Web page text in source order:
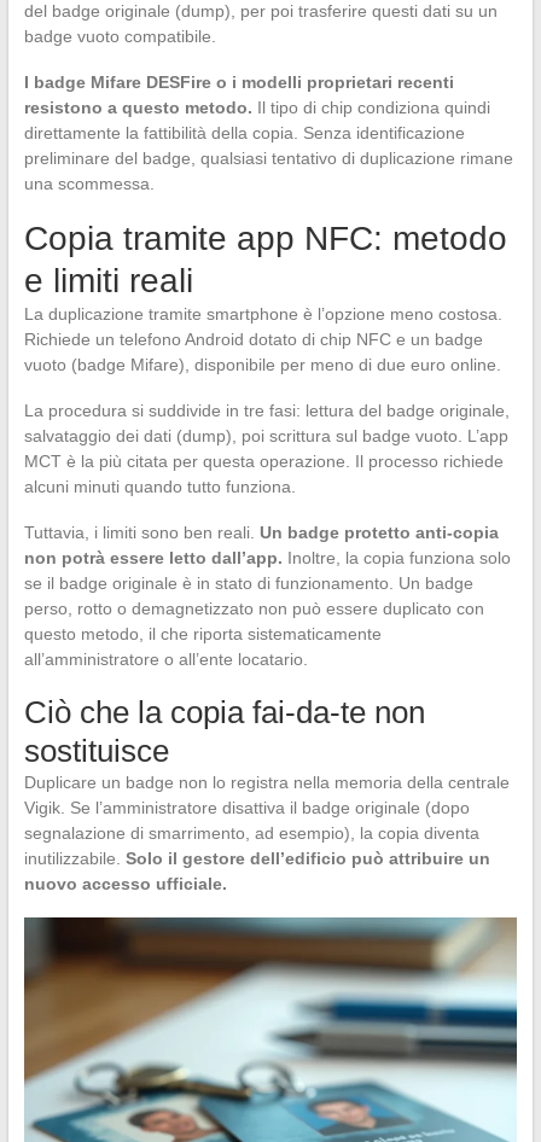
del badge originale (dump), per poi trasferire questi dati su un
badge vuoto compatibile.
I badge Mifare DESFire o i modelli proprietari recenti
resistono a questo metodo. Il tipo di chip condiziona quindi
direttamente la fattibilità della copia. Senza identificazione
preliminare del badge, qualsiasi tentativo di duplicazione rimane
una scommessa.
Copia tramite app NFC: metodo
e limiti reali
La duplicazione tramite smartphone è l’opzione meno costosa.
Richiede un telefono Android dotato di chip NFC e un badge
vuoto (badge Mifare), disponibile per meno di due euro online.
La procedura si suddivide in tre fasi: lettura del badge originale,
salvataggio dei dati (dump), poi scrittura sul badge vuoto. L’app
MCT è la più citata per questa operazione. Il processo richiede
alcuni minuti quando tutto funziona.
Tuttavia, i limiti sono ben reali. Un badge protetto anti-copia
non potrà essere letto dall’app. Inoltre, la copia funziona solo
se il badge originale è in stato di funzionamento. Un badge
perso, rotto o demagnetizzato non può essere duplicato con
questo metodo, il che riporta sistematicamente
all’amministratore o all’ente locatario.
Ciò che la copia fai-da-te non
sostituisce
Duplicare un badge non lo registra nella memoria della centrale
Vigik. Se l’amministratore disattiva il badge originale (dopo
segnalazione di smarrimento, ad esempio), la copia diventa
inutilizzabile. Solo il gestore dell’edificio può attribuire un
nuovo accesso ufficiale.